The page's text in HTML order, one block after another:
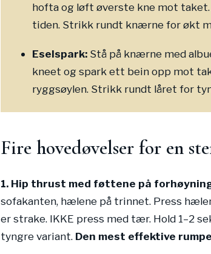
hofta og løft øverste kne mot
tiden. Strikk rundt knærne for økt
Eselspark: Stå på knærne med
kneet og spark ett bein opp mot
ryggsøylen. Strikk rundt låret for
Fire hovedøvelser for en
1. Hip thrust med føttene på
sofakanten, hælene på trinnet. Press
er strake. IKKE press med tær. Hold 1–2
tyngre variant. Den mest effektive